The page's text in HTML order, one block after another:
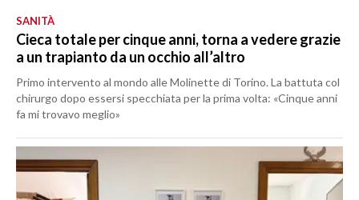
SANITÀ
Cieca totale per cinque anni, torna a vedere grazie
a un trapianto da un occhio all’altro
Primo intervento al mondo alle Molinette di Torino. La battuta col
chirurgo dopo essersi specchiata per la prima volta: «Cinque anni
fa mi trovavo meglio»